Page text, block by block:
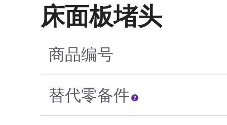
床面板堵头
商品编号
替代零备件